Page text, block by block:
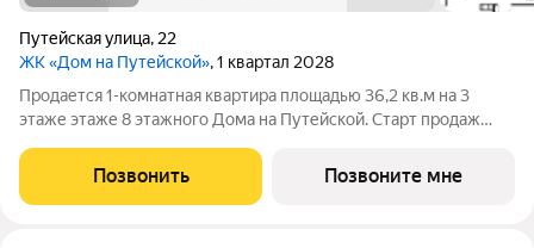
Путейская улица, 22
ЖК «Дом на Путейской», 1 квартал 2028
Продается 1-комнатная квартира площадью 36,2 кв.м на 3
этаже этаже 8 этажного Дома на Путейской. Старт продаж
уютный проект от ГК АГРОСПЕЦТЕХ средней этажности (8
этажей) в Канавинском районе,
Позвонить Позвоните мне